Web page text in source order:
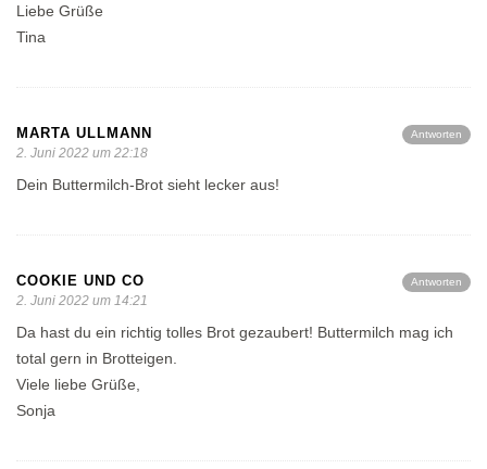
Liebe Grüße
Tina
Antworten
MARTA ULLMANN
2. Juni 2022 um 22:18
Dein Buttermilch-Brot sieht lecker aus!
Antworten
COOKIE UND CO
2. Juni 2022 um 14:21
Da hast du ein richtig tolles Brot gezaubert! Buttermilch mag ich
total gern in Brotteigen.
Viele liebe Grüße,
Sonja